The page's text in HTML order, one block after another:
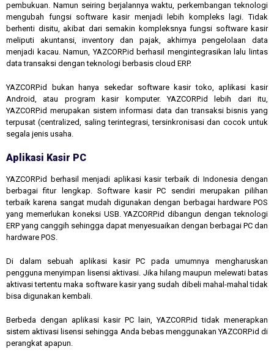
pembukuan. Namun seiring berjalannya waktu, perkembangan teknologi
mengubah fungsi software kasir menjadi lebih kompleks lagi. Tidak
berhenti disitu, akibat dari semakin kompleksnya fungsi software kasir
meliputi akuntansi, inventory dan pajak, akhirnya pengelolaan data
menjadi kacau. Namun, YAZCORP.id berhasil mengintegrasikan lalu lintas
data transaksi dengan teknologi berbasis cloud ERP.
YAZCORP.id bukan hanya sekedar software kasir toko, aplikasi kasir
Android, atau program kasir komputer. YAZCORP.id lebih dari itu,
YAZCORP.id merupakan sistem informasi data dan transaksi bisnis yang
terpusat (centralized, saling terintegrasi, tersinkronisasi dan cocok untuk
segala jenis usaha.
Aplikasi Kasir PC
YAZCORP.id berhasil menjadi aplikasi kasir terbaik di Indonesia dengan
berbagai fitur lengkap. Software kasir PC sendiri merupakan pilihan
terbaik karena sangat mudah digunakan dengan berbagai hardware POS
yang memerlukan koneksi USB. YAZCORP.id dibangun dengan teknologi
ERP yang canggih sehingga dapat menyesuaikan dengan berbagai PC dan
hardware POS.
Di dalam sebuah aplikasi kasir PC pada umumnya mengharuskan
pengguna menyimpan lisensi aktivasi. Jika hilang maupun melewati batas
aktivasi tertentu maka software kasir yang sudah dibeli mahal-mahal tidak
bisa digunakan kembali.
Berbeda dengan aplikasi kasir PC lain, YAZCORP.id tidak menerapkan
sistem aktivasi lisensi sehingga Anda bebas menggunakan YAZCORP.id di
perangkat apapun.